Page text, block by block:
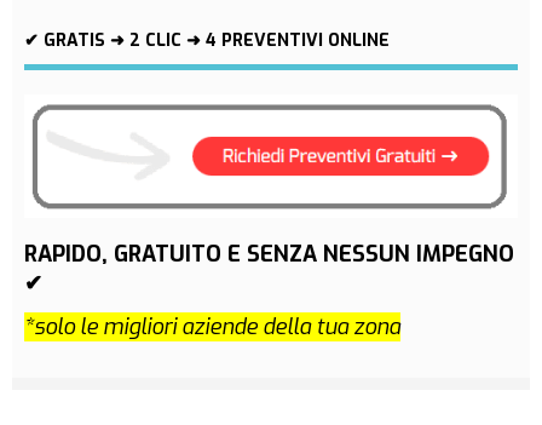
✔ GRATIS ➜ 2 CLIC ➜ 4 PREVENTIVI ONLINE
RAPIDO, GRATUITO E SENZA NESSUN IMPEGNO
✔
*solo le migliori aziende della tua zona